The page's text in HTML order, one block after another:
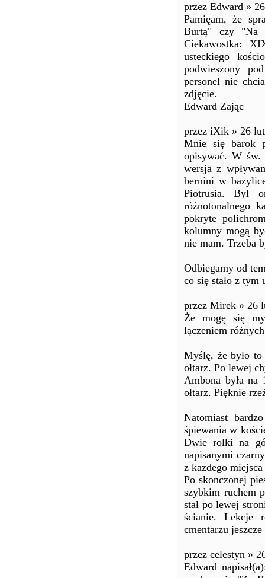
przez Edward »
Pamięam, że
Burtą" czy "Na
Ciekawostka:
usteckiego
podwieszony
personel nie
zdjęcie.
Edward Zając
przez iXik » 26
Mnie się barok
opisywać. W św.
wersja z
bernini w
Piotrusia. Był
różnotonalnego
pokryte
kolumny mogą
nie mam. Trzeba
Odbiegamy od
co się stało z tym
przez Mirek » 26
Że mogę się
łączeniem
Myślę, że było
ołtarz. Po lewej
Ambona była
ołtarz. Pięknie
Natomiast
śpiewania w
Dwie rolki na
napisanymi
z kazdego
Po skonczonej
szybkim ruchem
stał po lewej
ścianie. Lekcje
cmentarzu jeszcze
przez celestyn »
Edward